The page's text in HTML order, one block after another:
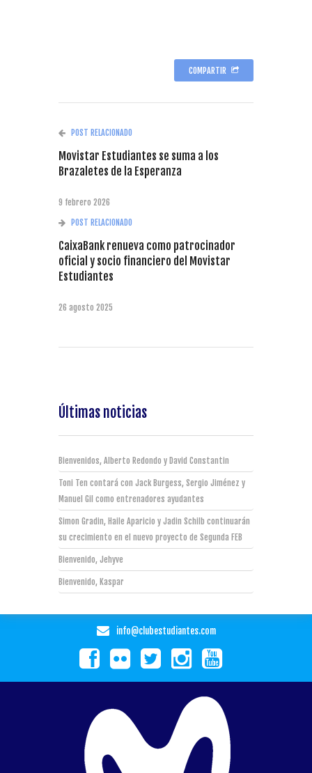
COMPARTIR
POST RELACIONADO
Movistar Estudiantes se suma a los
Brazaletes de la Esperanza
9 febrero 2026
POST RELACIONADO
CaixaBank renueva como patrocinador
oficial y socio financiero del Movistar
Estudiantes
26 agosto 2025
Últimas noticias
Bienvenidos, Alberto Redondo y David Constantin
Toni Ten contará con Jack Burgess, Sergio Jiménez y
Manuel Gil como entrenadores ayudantes
Simon Gradin, Haile Aparicio y Jadin Schilb continuarán
su crecimiento en el nuevo proyecto de Segunda FEB
Bienvenido, Jehyve
Bienvenido, Kaspar
info@clubestudiantes.com